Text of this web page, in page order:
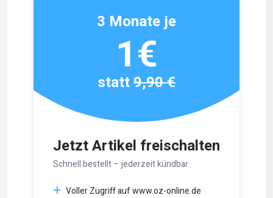
Jetzt Artikel freischalten
Schnell bestellt – jederzeit kündbar.
Voller Zugriff auf www.oz-online.de
3 Monate je
1€
statt9,90 €